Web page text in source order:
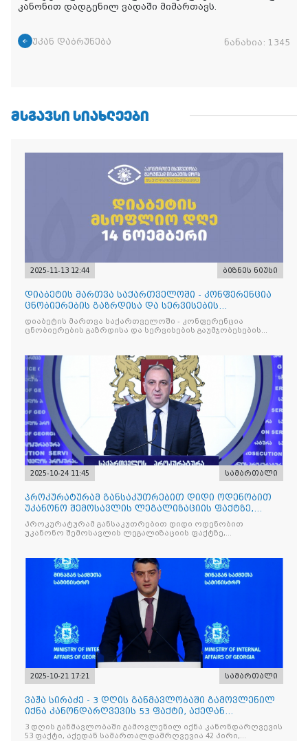
კანონით დადგენილ ვადაში მიმართავს.
უკან დაბრუნება ნანახია: 1345
ᲛᲡᲒᲐᲕᲡᲘ ᲡᲘᲐᲮᲚᲔᲔᲑᲘ
2025-11-13 12:44 ბიზნეს ნიუსი
დიაბეტის მართვა საქართველოში - კონფერენცია
ცნობიერების გაზრდისა და სერვისების
გაუმჯობესების მიზნით
დიაბეტის მართვა საქართველოში - კონფერენცია
ცნობიერების გაზრდისა და სერვისების გაუმჯობესების
2025-10-24 11:45 სამართალი
პროკურატურამ განსაკუთრებით დიდი ოდენობით
უკანონო შემოსავლის ლეგალიზაციის ფაქტზე,
საქართველოს ყოფილ პ
პროკურატურამ განსაკუთრებით დიდი ოდენობით
უკანონო შემოსავლის ლეგალიზაციის ფაქტზე,
2025-10-21 17:21 სამართალი
ვაჟა სირაძე - 3 დღის განმავლობაში გამოვლენილ
იქნა კანონდარღვევის 53 ფაქტი, აქედან
სამართალდამრღვევია
3 დღის განმავლობაში გამოვლენილ იქნა კანონდარღვევის
53 ფაქტი, აქედან სამართალდამრღვევია 42 პირი,